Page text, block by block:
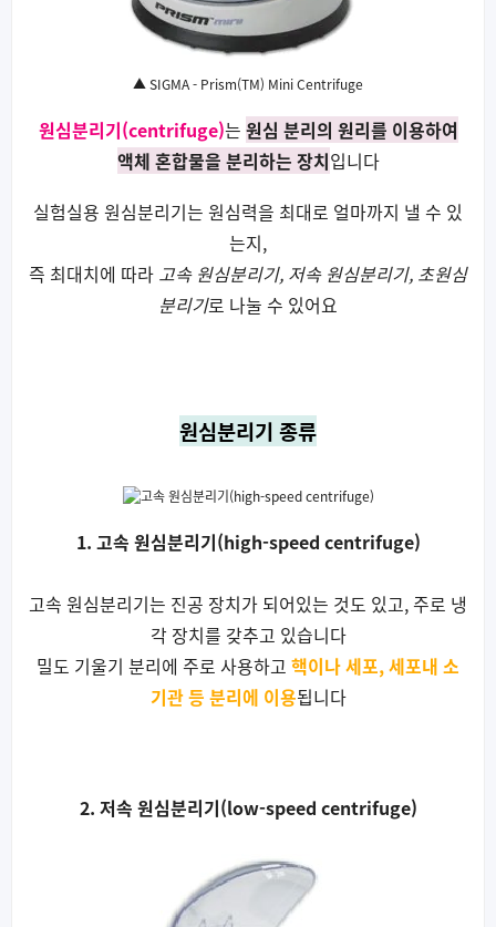
▲ SIGMA - Prism(TM) Mini Centrifuge
원심분리기(centrifuge)는 원심 분리의 원리를 이용하여
액체 혼합물을 분리하는 장치입니다
실험실용 원심분리기는 원심력을 최대로 얼마까지 낼 수 있
는지,
즉 최대치에 따라 고속 원심분리기, 저속 원심분리기, 초원심
분리기로 나눌 수 있어요
원심분리기 종류
1. 고속 원심분리기(high-speed centrifuge)
고속 원심분리기는 진공 장치가 되어있는 것도 있고, 주로 냉
각 장치를 갖추고 있습니다
밀도 기울기 분리에 주로 사용하고 핵이나 세포, 세포내 소
기관 등 분리에 이용됩니다
2. 저속 원심분리기(low-speed centrifuge)